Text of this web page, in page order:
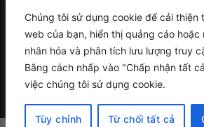
Chúng tôi sử dụng cookie để cải thiện
web của bạn, hiển thị quảng cáo hoặc
nhân hóa và phân tích lưu lượng truy
Bằng cách nhấp vào "Chấp nhận tất
việc chúng tôi sử dụng cookie.
Tùy chỉnh Từ chối tất cả
Vận chuyển thú cưng
Mua hộ hàng nước ngoài